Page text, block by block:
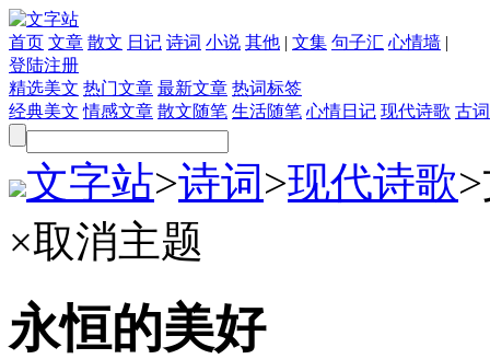
首页 文章 散文 日记 诗词 小说 其他 | 文集 句子汇 心情墙 |
登陆注册
精选美文 热门文章 最新文章 热词标签
经典美文 情感文章 散文随笔 生活随笔 心情日记 现代诗歌 古
文字站>诗词>现代诗歌>
×取消主题
永恒的美好